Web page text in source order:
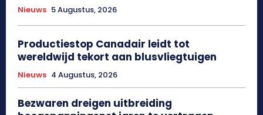
Nieuws 5 Augustus, 2026
Productiestop Canadair leidt tot
wereldwijd tekort aan blusvliegtuigen
Nieuws 4 Augustus, 2026
Bezwaren dreigen uitbreiding